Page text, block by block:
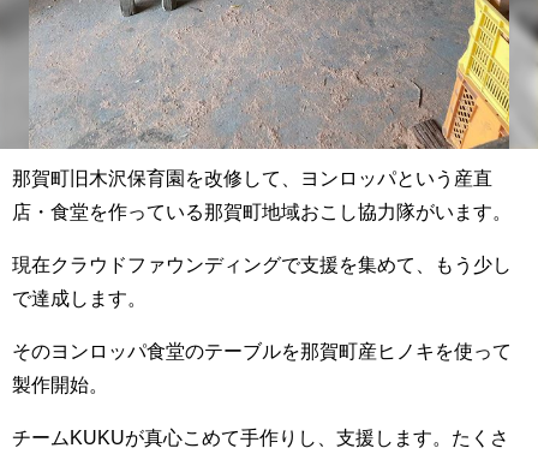
那賀町旧木沢保育園を改修して、ヨンロッパという産直
店・食堂を作っている那賀町地域おこし協力隊がいます。
現在クラウドファウンディングで支援を集めて、もう少し
で達成します。
そのヨンロッパ食堂のテーブルを那賀町産ヒノキを使って
製作開始。
チームKUKUが真心こめて手作りし、支援します。たくさ